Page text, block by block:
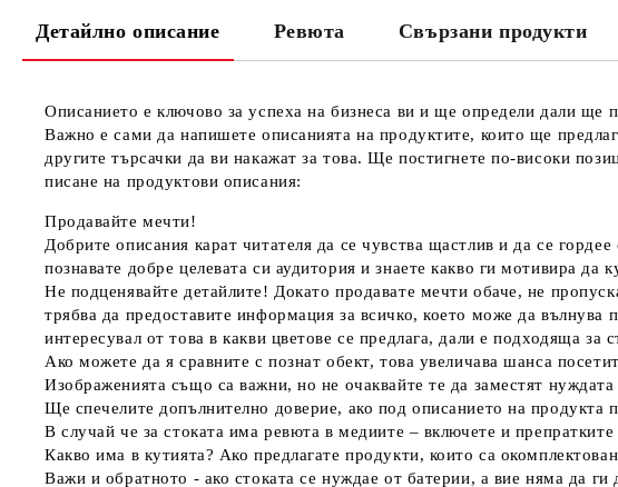
Детайлно описание Ревюта Свързани продукти
Описанието е ключово за успеха на бизнеса ви и ще определи дали ще
Важно е сами да напишете описанията на продуктите, които ще
другите търсачки да ви накажат за това. Ще постигнете по-високи
писане на продуктови описания:
Продавайте мечти!
Добрите описания карат читателя да се чувства щастлив и да се
познавате добре целевата си аудитория и знаете какво ги мотивира
Не подценявайте детайлите! Докато продавате мечти обаче, не
трябва да предоставите информация за всичко, което може да вълнува
интересувал от това в какви цветове се предлага, дали е подходяща
Ако можете да я сравните с познат обект, това увеличава шанса
Изображенията също са важни, но не очаквайте те да заместят
Ще спечелите допълнително доверие, ако под описанието на продукта
В случай че за стоката има ревюта в медиите – включете и
Какво има в кутията? Ако предлагате продукти, които са
Важи и обратното - ако стоката се нуждае от батерии, а вие няма да